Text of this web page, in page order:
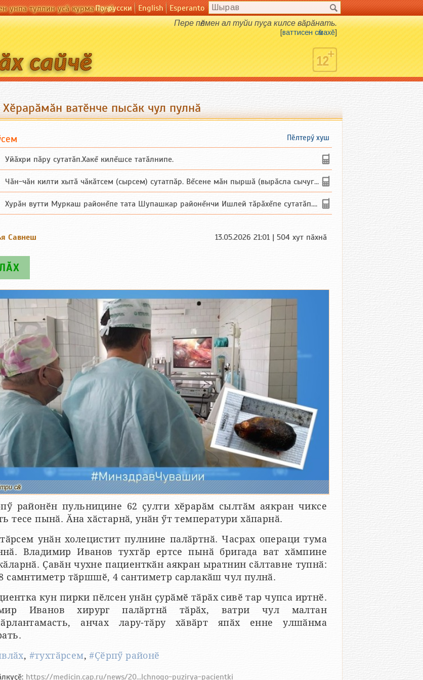
унпа туллин усӑ курма пулӗПо-русски English Esperanto
Пере пӗлмен ал туйи пуҫа килсе вӑрӑнать.
[ваттисен сӑмахӗ]
ватӗнче пысӑк чул пулнӑ
Пӗлтерӳ хуш
Уйăхри пăру сутатăп.Хакĕ килĕшсе татăлнипе.
Чăн-чăн килти хытă чăкăтсем (сырсем) сутатпăр. Вĕсене мăн пыршă (вырăсла сычуг) ...
Хурăн вутти Муркаш районĕпе тата Шупашкар районĕнчи Ишлей тăрăхĕпе сутатăп. Ха...
Савнеш 13.05.2026 21:01 | 504 хут пӑхнӑ
сӑн
районӗн пульницине 62 ҫулти хӗрарӑм сылтӑм аякран чиксе
тесе пынӑ. Ӑна хӑстарнӑ, унӑн ӳт температури хӑпарнӑ.
унӑн холецистит пулнине палӑртнӑ. Часрах операци тума
Владимир Иванов тухтӑр ертсе пынӑ бригада ват хӑмпине
Ҫавӑн чухне пациенткӑн аякран ыратнин сӑлтавне тупнӑ:
самнтиметр тӑршшӗ, 4 сантиметр сарлакӑш чул пулнӑ.
кун пирки пӗлсен унӑн ҫурӑмӗ тӑрӑх сивӗ тар чупса иртнӗ.
Иванов хирург палӑртнӑ тӑрӑх, ватри чул малтан
анчах лару-тӑру хӑвӑрт япӑх енне улшӑнма
, #тухтӑрсем,#Ҫӗрпӳ районӗ
https://medicin.cap.ru/news/20...lchnogo-puzirya-pacientki